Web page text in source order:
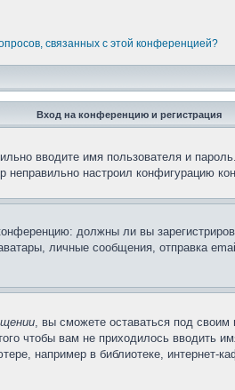
связанных с этой конференцией?
Вход на конференцию и регистрация
вводите имя пользователя и
настроил конфигурацию
должны ли вы
личные сообщения, отправка
, вы сможете оставаться под
чтобы вам не приходилось вводить
например в библиотеке, интернет-